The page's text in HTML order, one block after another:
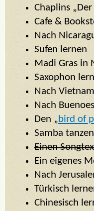
Chaplins
Cafe &
Nach
Sufen lernen
Madi Gras in
Saxophon
Nach
Nach
Den „bird of
Samba
Einen
Ein eigenes
Nach
Türkisch
Chinesisch